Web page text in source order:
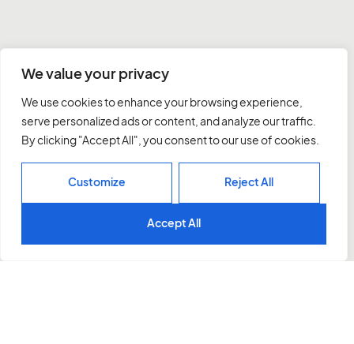
We value your privacy
We use cookies to enhance your browsing experience,
serve personalized ads or content, and analyze our traffic.
By clicking "Accept All", you consent to our use of cookies.
Customize Reject All
Accept All
Contactar
Instagram